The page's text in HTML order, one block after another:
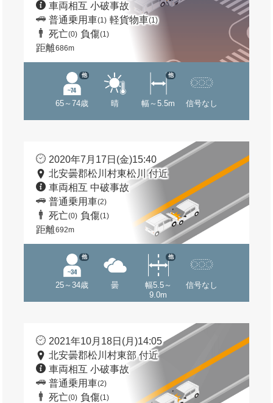
車両相互 小破事故
普通乗用車(1) 軽貨物車(1)
死亡(0) 負傷(1)
距離686m
65～74歳
他
晴 幅～5.5m
他
信号なし
2020年7月17日(金)15:40
北安曇郡松川村東松川 付近
車両相互 中破事故
普通乗用車(2)
死亡(0) 負傷(1)
距離692m
25～34歳
他
曇
幅5.5～
9.0m
他
信号なし
2021年10月18日(月)14:05
北安曇郡松川村東部 付近
車両相互 小破事故
普通乗用車(2)
死亡(0) 負傷(1)